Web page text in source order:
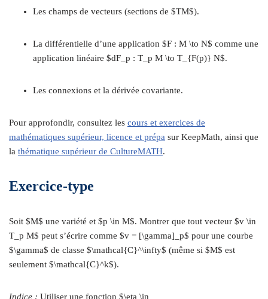
Les champs de vecteurs (sections de $TM$).
La différentielle d’une application $F : M \to N$ comme une
application linéaire $dF_p : T_p M \to T_{F(p)} N$.
Les connexions et la dérivée covariante.
Pour approfondir, consultez les cours et exercices de
mathématiques supérieur, licence et prépa sur KeepMath, ainsi que
la thématique supérieur de CultureMATH.
Exercice-type
Soit $M$ une variété et $p \in M$. Montrer que tout vecteur $v \in
T_p M$ peut s’écrire comme $v = [\gamma]_p$ pour une courbe
$\gamma$ de classe $\mathcal{C}^\infty$ (même si $M$ est
seulement $\mathcal{C}^k$).
Indice : Utiliser une fonction $\eta \in